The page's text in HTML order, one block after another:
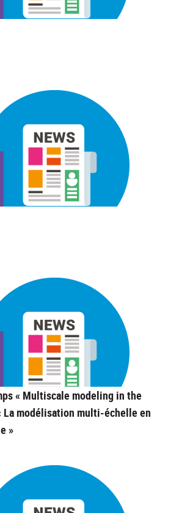
« Multiscale modeling in the
La modélisation multi-échelle en
»